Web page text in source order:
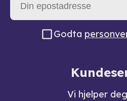
Godta
Vi hjelper